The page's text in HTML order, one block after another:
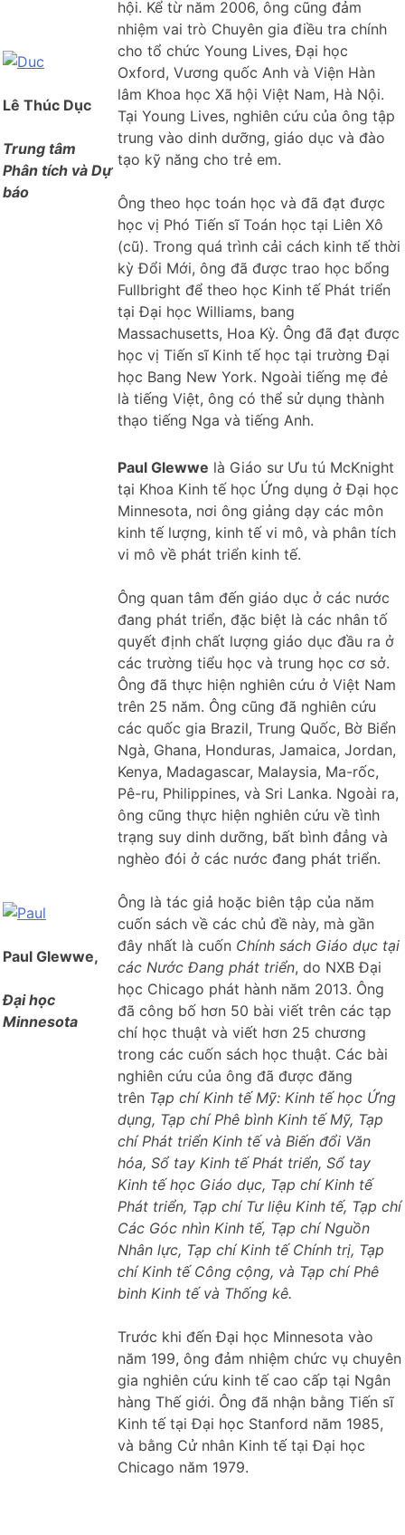
Lê Thúc Dục
Trung tâm
Phân tích và Dự
báo
hội. Kể từ năm 2006, ông cũng đảm
nhiệm vai trò Chuyên gia điều tra chính
cho tổ chức Young Lives, Đại học
Oxford, Vương quốc Anh và Viện Hàn
lâm Khoa học Xã hội Việt Nam, Hà Nội.
Tại Young Lives, nghiên cứu của ông tập
trung vào dinh dưỡng, giáo dục và đào
tạo kỹ năng cho trẻ em.
Ông theo học toán học và đã đạt được
học vị Phó Tiến sĩ Toán học tại Liên Xô
(cũ). Trong quá trình cải cách kinh tế thời
kỳ Đổi Mới, ông đã được trao học bổng
Fullbright để theo học Kinh tế Phát triển
tại Đại học Williams, bang
Massachusetts, Hoa Kỳ. Ông đã đạt được
học vị Tiến sĩ Kinh tế học tại trường Đại
học Bang New York. Ngoài tiếng mẹ đẻ
là tiếng Việt, ông có thể sử dụng thành
thạo tiếng Nga và tiếng Anh.
Paul Glewwe,
Đại học
Minnesota
Paul Glewwe là Giáo sư Ưu tú McKnight
tại Khoa Kinh tế học Ứng dụng ở Đại học
Minnesota, nơi ông giảng dạy các môn
kinh tế lượng, kinh tế vi mô, và phân tích
vi mô về phát triển kinh tế.
Ông quan tâm đến giáo dục ở các nước
đang phát triển, đặc biệt là các nhân tố
quyết định chất lượng giáo dục đầu ra ở
các trường tiểu học và trung học cơ sở.
Ông đã thực hiện nghiên cứu ở Việt Nam
trên 25 năm. Ông cũng đã nghiên cứu
các quốc gia Brazil, Trung Quốc, Bờ Biển
Ngà, Ghana, Honduras, Jamaica, Jordan,
Kenya, Madagascar, Malaysia, Ma-rốc,
Pê-ru, Philippines, và Sri Lanka. Ngoài ra,
ông cũng thực hiện nghiên cứu về tình
trạng suy dinh dưỡng, bất bình đẳng và
nghèo đói ở các nước đang phát triển.
Ông là tác giả hoặc biên tập của năm
cuốn sách về các chủ đề này, mà gần
đây nhất là cuốn Chính sách Giáo dục tại
các Nước Đang phát triển, do NXB Đại
học Chicago phát hành năm 2013. Ông
đã công bố hơn 50 bài viết trên các tạp
chí học thuật và viết hơn 25 chương
trong các cuốn sách học thuật. Các bài
nghiên cứu của ông đã được đăng
trên Tạp chí Kinh tế Mỹ: Kinh tế học Ứng
dụng, Tạp chí Phê bình Kinh tế Mỹ, Tạp
chí Phát triển Kinh tế và Biến đổi Văn
hóa, Sổ tay Kinh tế Phát triển, Sổ tay
Kinh tế học Giáo dục, Tạp chí Kinh tế
Phát triển, Tạp chí Tư liệu Kinh tế, Tạp chí
Các Góc nhìn Kinh tế, Tạp chí Nguồn
Nhân lực, Tạp chí Kinh tế Chính trị, Tạp
chí Kinh tế Công cộng, và Tạp chí Phê
binh Kinh tế và Thống kê.
Trước khi đến Đại học Minnesota vào
năm 199, ông đảm nhiệm chức vụ chuyên
gia nghiên cứu kinh tế cao cấp tại Ngân
hàng Thế giới. Ông đã nhận bằng Tiến sĩ
Kinh tế tại Đại học Stanford năm 1985,
và bằng Cử nhân Kinh tế tại Đại học
Chicago năm 1979.